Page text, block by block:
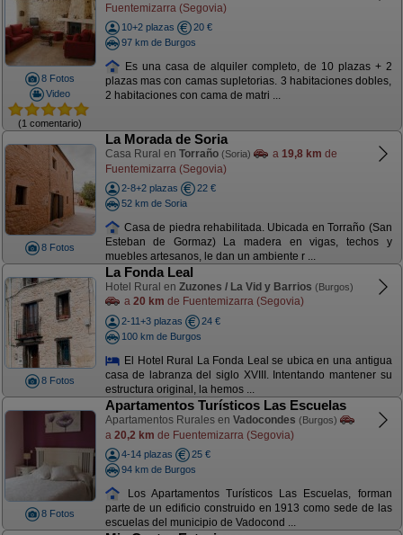
8 Fotos
Video
(1 comentario)
Fuentemizarra (Segovia)
10+2 plazas
20 €
97 km de Burgos
Es una casa de alquiler completo, de 10 plazas + 2
plazas mas con camas supletorias. 3 habitaciones dobles,
2 habitaciones con cama de matri ...
8 Fotos
La Morada de Soria
Casa Rural en Torraño (Soria) a 19,8 km de
Fuentemizarra (Segovia)
2-8+2 plazas
22 €
52 km de Soria
Casa de piedra rehabilitada. Ubicada en Torraño (San
Esteban de Gormaz) La madera en vigas, techos y
muebles artesanos, le dan un ambiente r ...
8 Fotos
La Fonda Leal
Hotel Rural en Zuzones / La Vid y Barrios (Burgos)
a 20 km de Fuentemizarra (Segovia)
2-11+3 plazas
24 €
100 km de Burgos
El Hotel Rural La Fonda Leal se ubica en una antigua
casa de labranza del siglo XVIII. Intentando mantener su
estructura original, la hemos ...
8 Fotos
Apartamentos Turísticos Las Escuelas
Apartamentos Rurales en Vadocondes (Burgos)
a 20,2 km de Fuentemizarra (Segovia)
4-14 plazas
25 €
94 km de Burgos
Los Apartamentos Turísticos Las Escuelas, forman
parte de un edificio construido en 1913 como sede de las
escuelas del municipio de Vadocond ...